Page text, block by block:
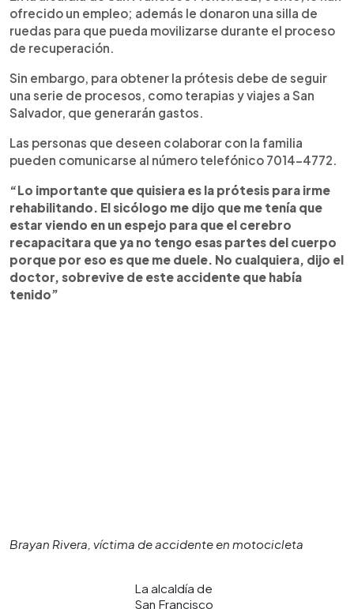
ofrecido un empleo; además le donaron una silla de
ruedas para que pueda movilizarse durante el proceso
de recuperación.
Sin embargo, para obtener la prótesis debe de seguir
una serie de procesos, como terapias y viajes a San
Salvador, que generarán gastos.
Las personas que deseen colaborar con la familia
pueden comunicarse al número telefónico 7014-4772.
“Lo importante que quisiera es la prótesis para irme
rehabilitando. El sicólogo me dijo que me tenía que
estar viendo en un espejo para que el cerebro
recapacitara que ya no tengo esas partes del cuerpo
porque por eso es que me duele. No cualquiera, dijo el
doctor, sobrevive de este accidente que había
tenido”
Brayan Rivera, víctima de accidente en motocicleta
La alcaldía de
San Francisco